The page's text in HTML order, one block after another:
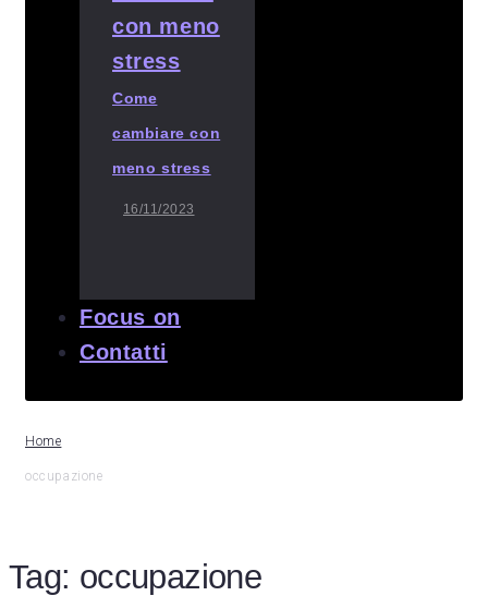
Come
cambiare con
meno stress
16/11/2023
Focus on
Contatti
Home
occupazione
Tag: occupazione